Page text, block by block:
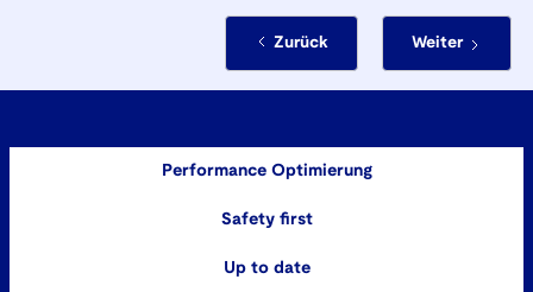
Zurück Weiter
Performance Optimierung
Safety first
Up to date